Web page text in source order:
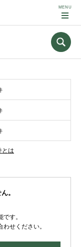
とは
。
す。
せください。